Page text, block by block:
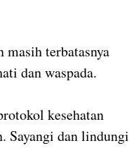
terbatasnya
dan waspada.
kesehatan
Sayangi dan lindungi